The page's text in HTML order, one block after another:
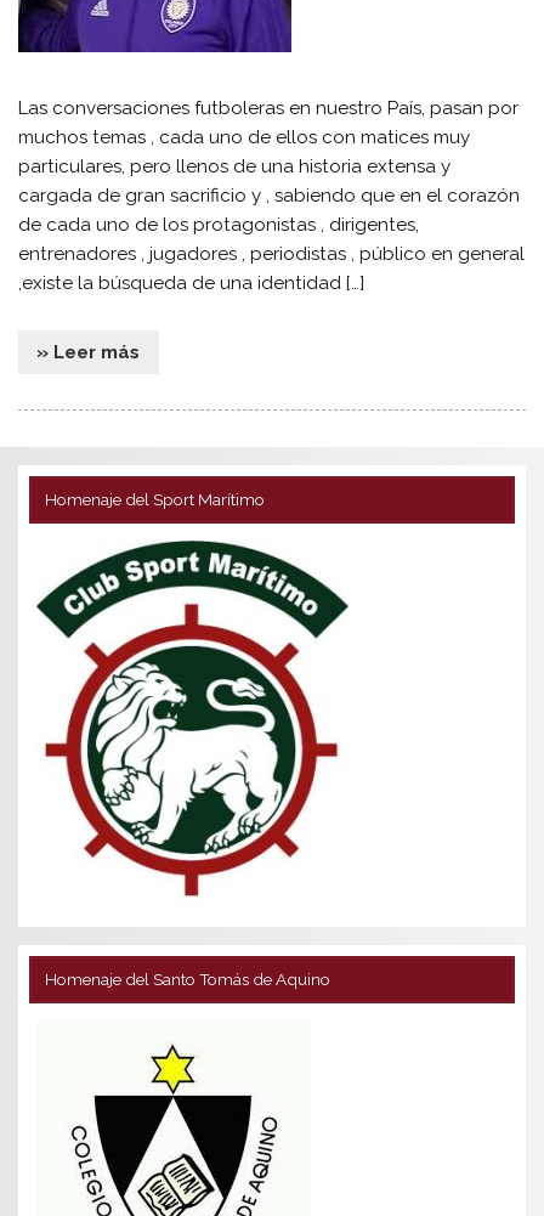
Las conversaciones futboleras en nuestro País, pasan por
muchos temas , cada uno de ellos con matices muy
particulares, pero llenos de una historia extensa y
cargada de gran sacrificio y , sabiendo que en el corazón
de cada uno de los protagonistas , dirigentes,
entrenadores , jugadores , periodistas , público en general
,existe la búsqueda de una identidad […]
» Leer más
Homenaje del Sport Marítimo
Homenaje del Santo Tomás de Aquino